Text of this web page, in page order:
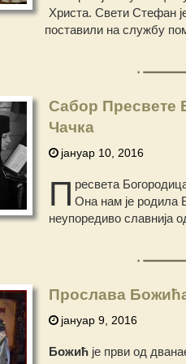
Христа. Свети Стефан
поставили на службу
Сабор Пресвете
Чачка
јануар 10, 2016
П ресвета
Она нам је родила
неупоредиво славнија
Прослава
јануар 9, 2016
Божићје први од